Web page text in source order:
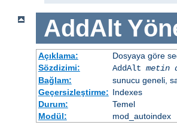
AddAlt
Açıklama:
Dosyaya göre
Sözdizimi:
AddAlt metin
Bağlam:
sunucu geneli,
Geçersizleştirme: Indexes
Durum:
Temel
Modül:
mod_autoindex